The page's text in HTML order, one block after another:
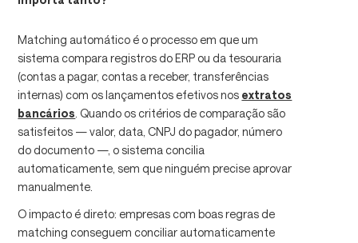
Matching automático é o processo em que um
sistema compara registros do ERP ou da tesouraria
(contas a pagar, contas a receber, transferências
internas) com os lançamentos efetivos nos extratos
bancários . Quando os critérios de comparação são
satisfeitos — valor, data, CNPJ do pagador, número
do documento —, o sistema concilia
automaticamente, sem que ninguém precise aprovar
manualmente.
O impacto é direto: empresas com boas regras de
matching conseguem conciliar automaticamente